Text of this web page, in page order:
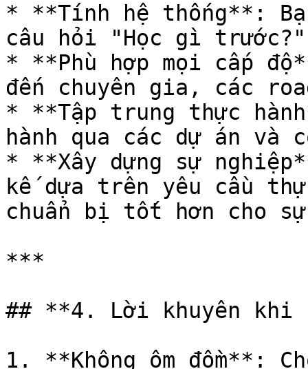
* **Tính hệ thống**:
câu hỏi "Học gì
* **Phù hợp mọi cấp
đến chuyên gia, các
* **Tập trung thực
hành qua các dự án
* **Xây dựng sự
kế dựa trên yêu cầu
chuẩn bị tốt hơn cho
***
## **4. Lời khuyên
1. **Không ôm đồm**: